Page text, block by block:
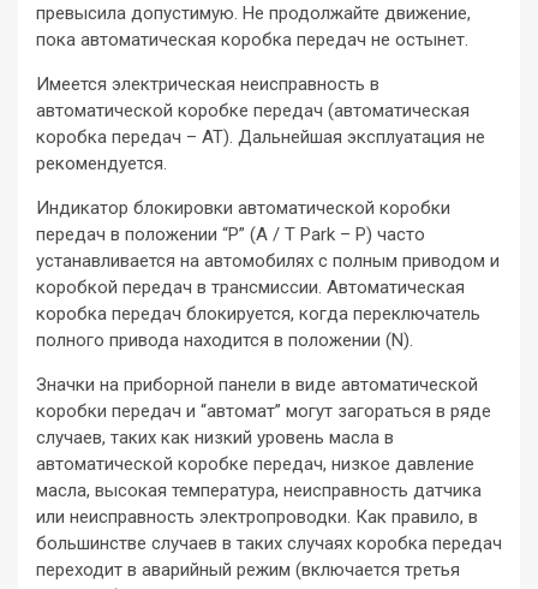
превысила допустимую. Не продолжайте движение,
пока автоматическая коробка передач не остынет.
Имеется электрическая неисправность в
автоматической коробке передач (автоматическая
коробка передач – AT). Дальнейшая эксплуатация не
рекомендуется.
Индикатор блокировки автоматической коробки
передач в положении “P” (A / T Park – P) часто
устанавливается на автомобилях с полным приводом и
коробкой передач в трансмиссии. Автоматическая
коробка передач блокируется, когда переключатель
полного привода находится в положении (N).
Значки на приборной панели в виде автоматической
коробки передач и “автомат” могут загораться в ряде
случаев, таких как низкий уровень масла в
автоматической коробке передач, низкое давление
масла, высокая температура, неисправность датчика
или неисправность электропроводки. Как правило, в
большинстве случаев в таких случаях коробка передач
переходит в аварийный режим (включается третья